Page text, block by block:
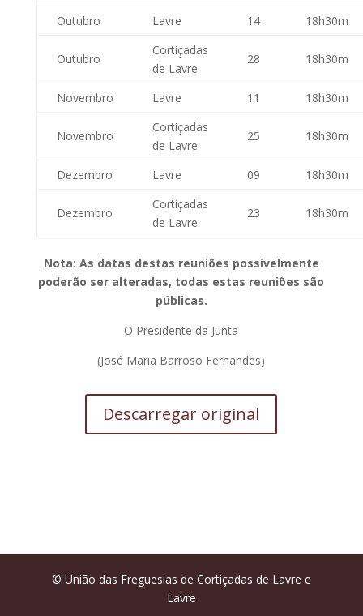
Outubro Lavre 14 18h30m
Outubro
Cortiçadas
de Lavre
28 18h30m
Novembro Lavre 11 18h30m
Novembro
Cortiçadas
de Lavre
25 18h30m
Dezembro Lavre 09 18h30m
Dezembro
Cortiçadas
de Lavre
23 18h30m
Nota: As datas destas reuniões possivelmente
poderão ser alteradas, todas estas reuniões são
públicas.
O Presidente da Junta
(José Maria Barroso Fernandes)
Descarregar original
© União das Freguesias de Cortiçadas de Lavre e
Lavre